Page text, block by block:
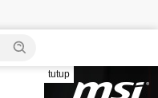
tutup